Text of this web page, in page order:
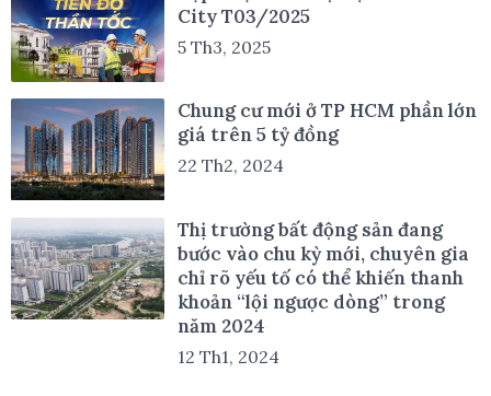
City T03/2025
5 Th3, 2025
Chung cư mới ở TP HCM phần lớn
giá trên 5 tỷ đồng
22 Th2, 2024
Thị trường bất động sản đang
bước vào chu kỳ mới, chuyên gia
chỉ rõ yếu tố có thể khiến thanh
khoản “lội ngược dòng” trong
năm 2024
12 Th1, 2024